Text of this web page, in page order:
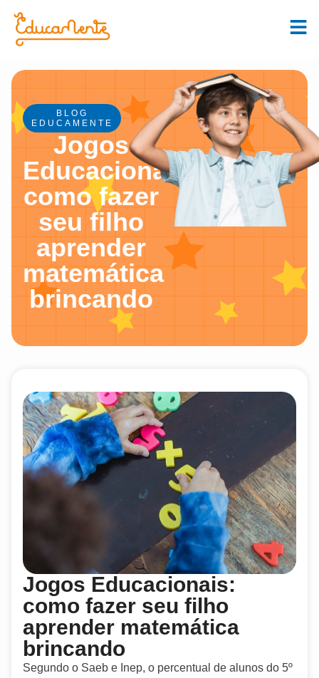
BLOG
EDUCAMENTE
Jogos
Educacionais:
como fazer
seu filho
aprender
matemática
brincando
Jogos Educacionais:
como fazer seu filho
aprender matemática
brincando
Segundo o Saeb e Inep, o percentual de alunos do 5º